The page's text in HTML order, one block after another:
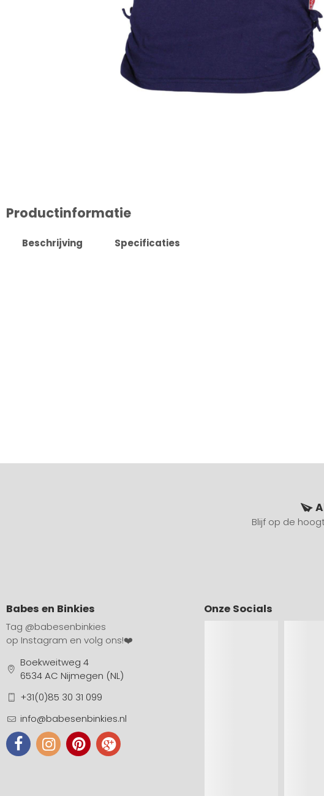
Productinformatie
Beschrijving Specificaties
Blijf op de
Babes en Binkies
Tag @babesenbinkies
op Instagram en volg ons!❤️
Boekweitweg 4
6534 AC Nijmegen (NL)
+31(0)85 30 31 099
info@babesenbinkies.nl
Onze Socials